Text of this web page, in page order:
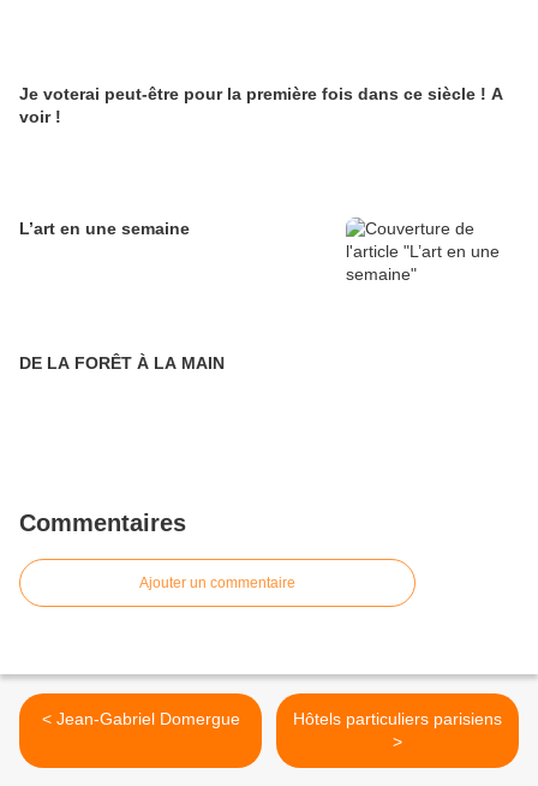
Je voterai peut-être pour la première fois dans ce siècle ! A
voir !
L’art en une semaine
DE LA FORÊT À LA MAIN
Commentaires
Ajouter un commentaire
< Jean-Gabriel Domergue
Hôtels particuliers parisiens
>